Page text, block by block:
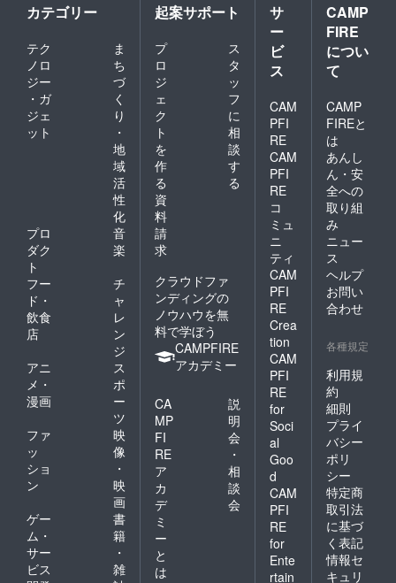
カテゴリー
テク
ノロ
ジー
・ガ
ジェ
ット
ま
ち
づ
く
り
・
地
域
活
性
化
プロ
ダク
ト
音
楽
フー
ド・
飲食
店
チ
ャ
レ
ン
ジ
アニ
メ・
漫画
ス
ポ
ー
ツ
ファ
ッ
ショ
ン
映
像
・
映
画
ゲー
ム・
サー
ビス
書
籍
・
雑
起案サポート
プ
ロ
ジ
ェ
ク
ト
を
作
る
ス
タ
ッ
フ
に
相
談
す
る
資
料
請
求
クラウドファ
ンディングの
ノウハウを無
料で学ぼう
CAMPFIRE
アカデミー
CA
MP
FI
RE
ア
カ
デ
ミ
ー
と
は
説
明
会
・
相
談
会
サ
ー
ビ
ス
CAM
PFI
RE
CAM
PFI
RE
コ
ミュ
ニ
ティ
CAM
PFI
RE
Crea
tion
CAM
PFI
RE
for
Soci
al
Goo
d
CAM
PFI
RE
for
Ente
rtain
CAMP
FIRE
につい
て
CAMP
FIREと
は
あんし
ん・安
全への
取り組
み
ニュー
ス
ヘルプ
お問い
合わせ
各種規定
利用規
約
細則
プライ
バシー
ポリ
シー
特定商
取引法
に基づ
く表記
情報セ
キュリ